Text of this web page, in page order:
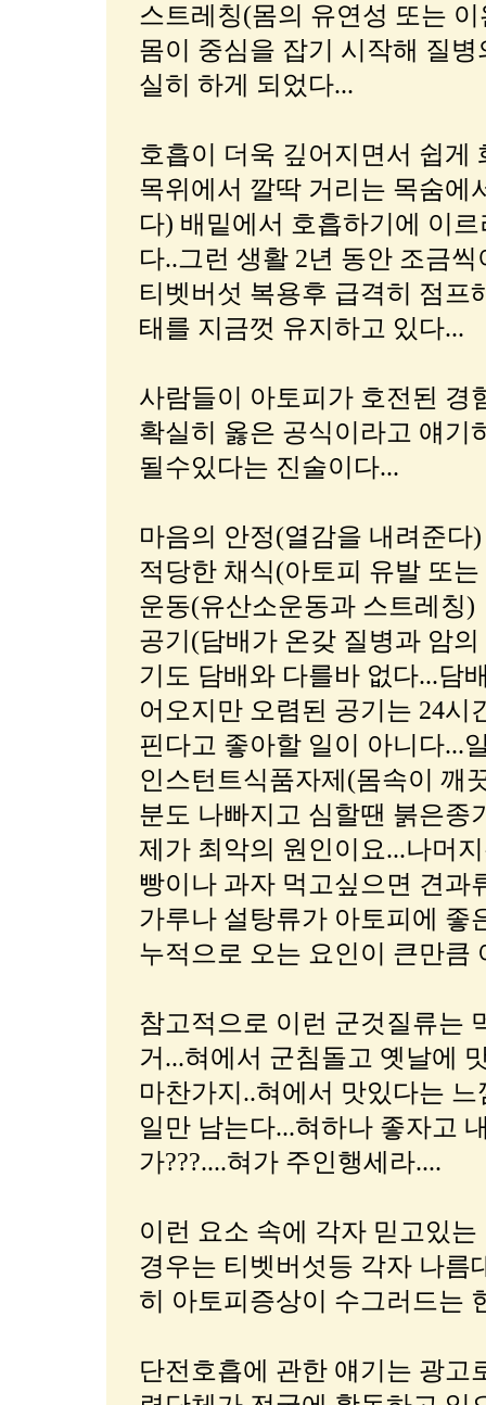
스트레칭(몸의 유연성 또는
몸이 중심을 잡기 시작해 질
실히 하게 되었다...
호흡이 더욱 깊어지면서 쉽게
목위에서 깔딱 거리는 목숨에
다) 배밑에서 호흡하기에 이
다..그런 생활 2년 동안 조금
티벳버섯 복용후 급격히 점프
태를 지금껏 유지하고 있다...
사람들이 아토피가 호전된 경
확실히 옳은 공식이라고 얘기
될수있다는 진술이다...
마음의 안정(열감을 내려준다)
적당한 채식(아토피 유발 또
운동(유산소운동과 스트레칭)
공기(담배가 온갖 질병과 암
기도 담배와 다를바 없다...담
어오지만 오렴된 공기는 24시
핀다고 좋아할 일이 아니다...
인스턴트식품자제(몸속이 깨
분도 나빠지고 심할땐 붉은종
제가 최악의 원인이요...나머
빵이나 과자 먹고싶으면 견과
가루나 설탕류가 아토피에 좋
누적으로 오는 요인이 큰만큼
참고적으로 이런 군것질류는
거...혀에서 군침돌고 옛날에
마찬가지..혀에서 맛있다는
일만 남는다...혀하나 좋자고
가???....혀가 주인행세라....
이런 요소 속에 각자 믿고있
경우는 티벳버섯등 각자 나름
히 아토피증상이 수그러드는
단전호흡에 관한 얘기는 광고